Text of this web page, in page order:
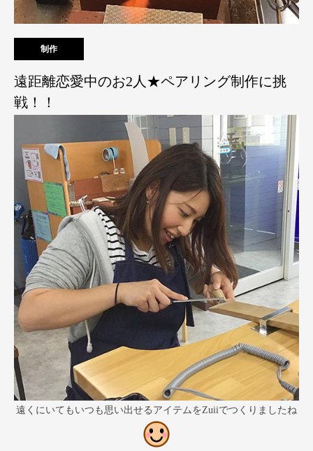
制作
遠距離恋愛中のお2人★ペアリング制作に挑
戦！！
遠くにいてもいつも思い出せるアイテムをZuiiでつくりましたね